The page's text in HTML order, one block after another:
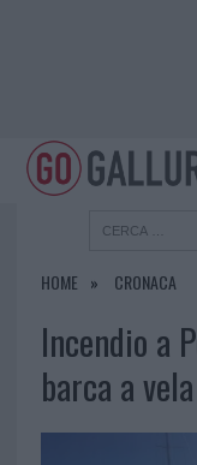
HOME CRONACA
Incendio a
barca a